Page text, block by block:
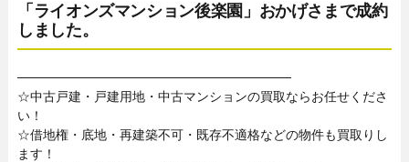
「ライオンズマンション後楽園」おかげさまで成約
しました。
──────────────────────────────
☆中古戸建・戸建用地・中古マンションの買取ならお任せくださ
い！
☆借地権・底地・再建築不可・既存不適格などの物件も買取りし
ます！